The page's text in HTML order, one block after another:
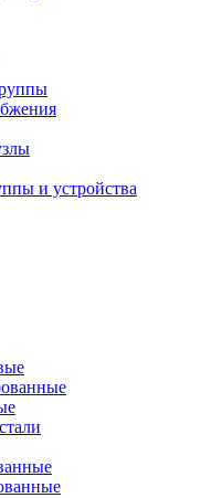
и устройства